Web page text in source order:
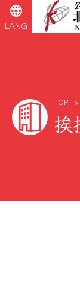
language
LANG
TOP
挨